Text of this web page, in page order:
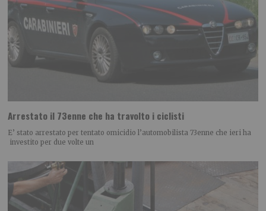
Arrestato il 73enne che ha travolto i ciclisti
E’ stato arrestato per tentato omicidio l’automobilista 73enne che ieri ha
investito per due volte un